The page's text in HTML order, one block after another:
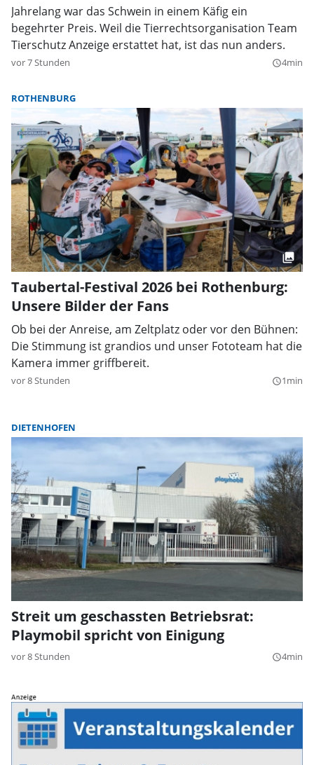
Jahrelang war das Schwein in einem Käfig ein
begehrter Preis. Weil die Tierrechtsorganisation Team
Tierschutz Anzeige erstattet hat, ist das nun anders.
vor 7 Stunden query_builder4min
ROTHENBURG
Taubertal-Festival 2026 bei Rothenburg:
Unsere Bilder der Fans
Ob bei der Anreise, am Zeltplatz oder vor den Bühnen:
Die Stimmung ist grandios und unser Fototeam hat die
Kamera immer griffbereit.
vor 8 Stunden query_builder1min
DIETENHOFEN
Streit um geschassten Betriebsrat:
Playmobil spricht von Einigung
vor 8 Stunden query_builder4min